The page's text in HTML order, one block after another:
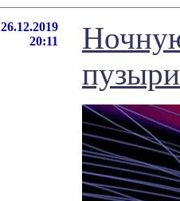
26.12.2019
20:11